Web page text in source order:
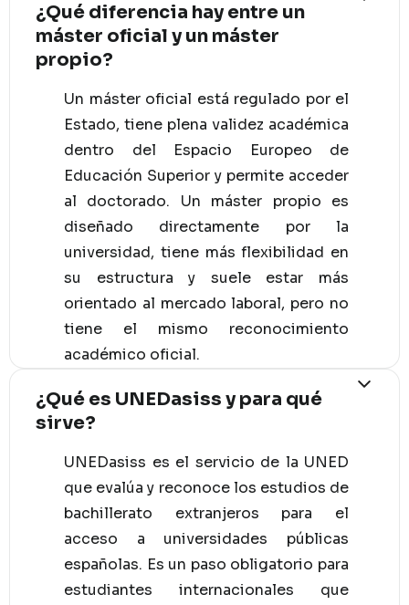
¿Qué diferencia hay entre un
máster oficial y un máster
propio?
Un máster oficial está regulado por el
Estado, tiene plena validez académica
dentro del Espacio Europeo de
Educación Superior y permite acceder
al doctorado. Un máster propio es
diseñado directamente por la
universidad, tiene más flexibilidad en
su estructura y suele estar más
orientado al mercado laboral, pero no
tiene el mismo reconocimiento
académico oficial.
¿Qué es UNEDasiss y para qué
sirve?
UNEDasiss es el servicio de la UNED
que evalúa y reconoce los estudios de
bachillerato extranjeros para el
acceso a universidades públicas
españolas. Es un paso obligatorio para
estudiantes internacionales que